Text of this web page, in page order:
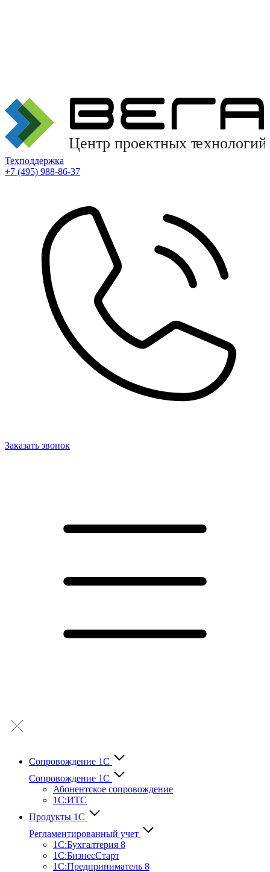
Техподдержка
+7 (495) 988-86-37
Заказать звонок
Сопровождение 1С
Сопровождение 1С
Абонентское сопровождение
1С:ИТС
Продукты 1С
Регламентированный учет
1C:Бухгалтерия 8
1С:БизнесСтарт
1C:Предприниматель 8